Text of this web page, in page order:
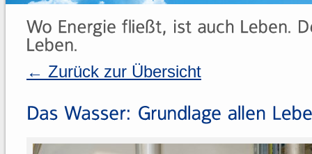
← Zurück zur Übersicht